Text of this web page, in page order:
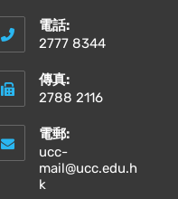
電話:
2777 8344
傳真:
2788 2116
電郵:
ucc-
mail@ucc.edu.h
k